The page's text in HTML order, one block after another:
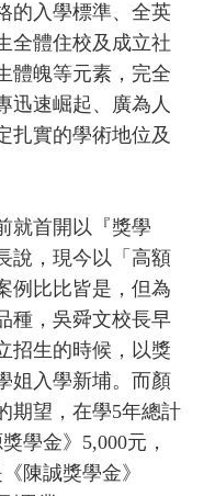
的入學標準、全英
全體住校及成立社
體魄等元素，完全
迅速崛起、廣為人
扎實的學術地位及
首開以『獎學
說，現今以「高額
例比比皆是，但為
種，吳舜文校長早
招生的時候，以獎
姐入學新埔。而顏
期望，在學5年總計
學金》5,000元，
陳誠獎學金》